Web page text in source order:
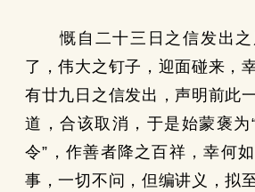
慨自二十三日之信发出之
了，伟大之钉子，迎面碰来，
有廿九日之信发出，声明前此
道，合该取消，于是始蒙褒为
令”，作善者降之百祥，幸何
事，一切不问，但编讲义，拟